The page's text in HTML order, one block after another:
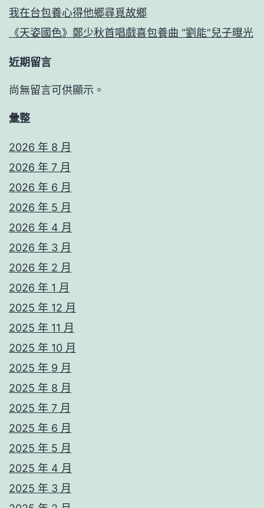
我在台包養心得他鄉尋覓故鄉
《天姿國色》鄭少秋首唱戲喜包養曲 “劉能”兒子曝光
近期留言
尚無留言可供顯示。
彙整
2026 年 8 月
2026 年 7 月
2026 年 6 月
2026 年 5 月
2026 年 4 月
2026 年 3 月
2026 年 2 月
2026 年 1 月
2025 年 12 月
2025 年 11 月
2025 年 10 月
2025 年 9 月
2025 年 8 月
2025 年 7 月
2025 年 6 月
2025 年 5 月
2025 年 4 月
2025 年 3 月